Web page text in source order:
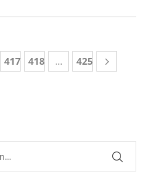
417 418 … 425